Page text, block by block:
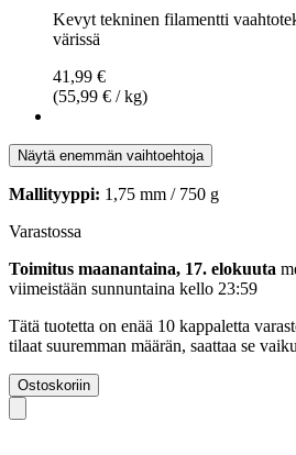
Kevyt tekninen filamentti
värissä
41,99 €
(55,99 € / kg)
Näytä enemmän vaihtoehtoja
Mallityyppi: 1,75 mm / 750 g
Varastossa
Toimitus maanantaina, 17. elokuuta
viimeistään sunnuntaina kello 23:59
Tätä tuotetta on enää 10 kappaletta
tilaat suuremman määrän, saattaa se
Ostoskoriin